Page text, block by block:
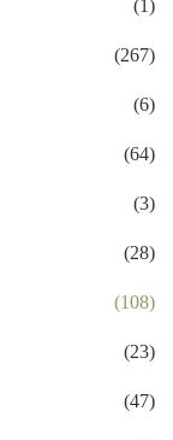
(1)
(267)
(6)
(64)
(3)
(28)
(108)
(23)
(47)